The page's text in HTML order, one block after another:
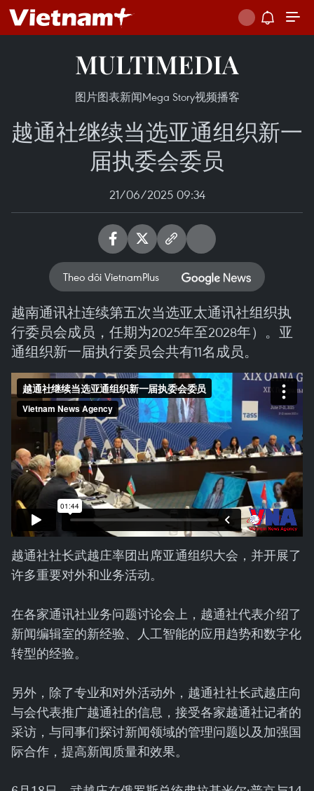
MULTIMEDIA
图片图表新闻Mega Story视频播客
越通社继续当选亚通组织新一
届执委会委员
21/06/2025 09:34
Theo dõi VietnamPlus
越南通讯社连续第五次当选亚太通讯社组织执
行委员会成员，任期为2025年至2028年）。亚
通组织新一届执行委员会共有11名成员。
越通社社长武越庄率团出席亚通组织大会，并开展了
许多重要对外和业务活动。
在各家通讯社业务问题讨论会上，越通社代表介绍了
新闻编辑室的新经验、人工智能的应用趋势和数字化
转型的经验。
另外，除了专业和对外活动外，越通社社长武越庄向
与会代表推广越通社的信息，接受各家越通社记者的
采访，与同事们探讨新闻领域的管理问题以及加强国
际合作，提高新闻质量和效果。